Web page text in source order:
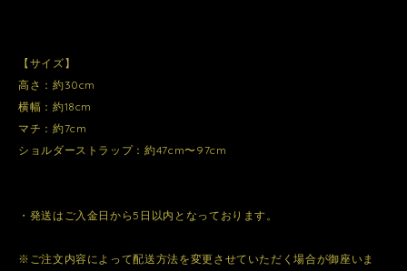
【サイズ】
高さ：約30cm
横幅：約18cm
マチ：約7cm
ショルダーストラップ：約47cm〜97cm
・発送はご入金日から5日以内となっております。
※ご注文内容によって配送方法を変更させていただく場合が御座いま